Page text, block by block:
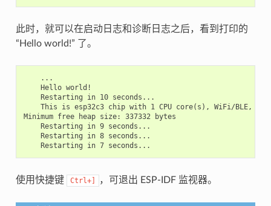
此时，就可以在启动日志和诊断日志之后，看到打印的
“Hello world!” 了。
    ...
    Hello world!
    Restarting in 10 seconds...
This is esp32c3 chip with 1 CPU core(s), WiFi/BLE,
Minimum free heap size: 337332 bytes
    Restarting in 9 seconds...
    Restarting in 8 seconds...
使用快捷键 Ctrl+] ，可退出 ESP-IDF 监视器。